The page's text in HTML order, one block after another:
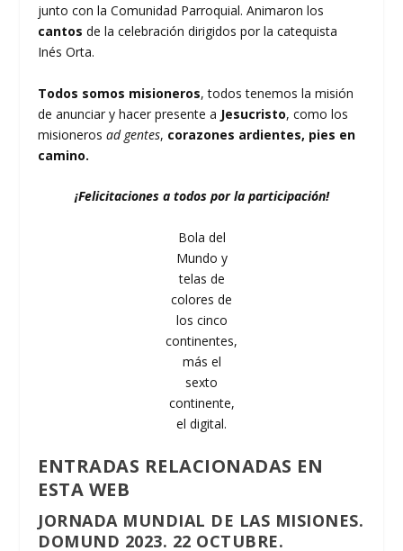
junto con la Comunidad Parroquial. Animaron los
cantos de la celebración dirigidos por la catequista
Inés Orta.
Todos somos misioneros, todos tenemos la misión
de anunciar y hacer presente a Jesucristo, como los
misionerosad gentes, corazones ardientes, pies en
camino.
¡Felicitaciones a todos por la participación!
Bola del
Mundo y
telas de
colores de
los cinco
continentes,
más el
sexto
continente,
el digital.
ENTRADAS RELACIONADAS EN
ESTA WEB
JORNADA MUNDIAL DE LAS MISIONES.
DOMUND 2023. 22 OCTUBRE.